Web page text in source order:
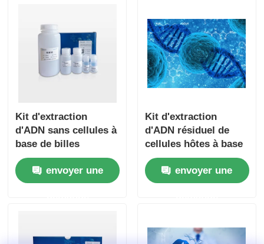
Kit d'extraction
d'ADN sans cellules à
base de billes
magnétiques
envoyer une
Kit d'extraction
d'ADN résiduel de
cellules hôtes à base
de perles
magnétiques
envoyer une